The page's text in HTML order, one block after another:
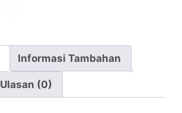
Informasi Tambahan
Ulasan (0)